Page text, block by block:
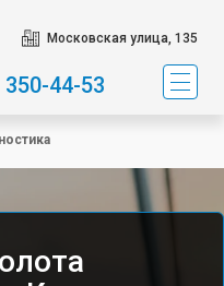
Московская улица, 135
44-53